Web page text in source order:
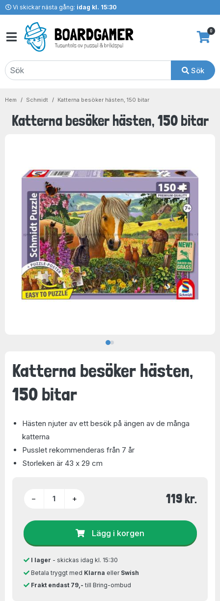
Vi skickar nästa gång: idag kl. 15:30
Sök
0
Hem Schmidt Katterna besöker hästen, 150 bitar
Katterna besöker hästen, 150 bitar
Katterna besöker hästen,
150 bitar
Hästen njuter av ett besök på ängen av de många
katterna
Pusslet rekommenderas från 7 år
Storleken är 43 x 29 cm
− + 119 kr.
Lägg i korgen
I lager - skickas idag kl. 15:30
Betala tryggt med Klarna eller Swish
Frakt endast 79,- till Bring-ombud